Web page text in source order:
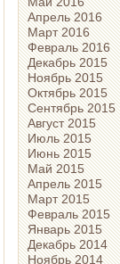
Апрель 2016
Март 2016
Февраль 2016
Декабрь 2015
Ноябрь 2015
Октябрь 2015
Сентябрь 2015
Август 2015
Июль 2015
Июнь 2015
Май 2015
Апрель 2015
Март 2015
Февраль 2015
Январь 2015
Декабрь 2014
Ноябрь 2014